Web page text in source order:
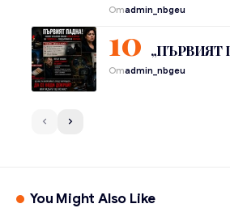
Отadmin_nbgeu
„ПЪРВИЯТ
Отadmin_nbgeu
You Might Also Like